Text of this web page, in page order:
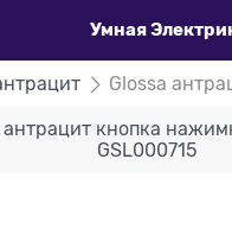
Умная
Glossa
антрацит кнопка
GSL000715